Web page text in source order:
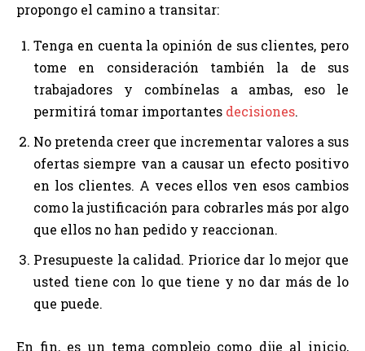
propongo el camino a transitar:
Tenga en cuenta la opinión de sus clientes, pero
tome en consideración también la de sus
trabajadores y combínelas a ambas, eso le
permitirá tomar importantes decisiones.
No pretenda creer que incrementar valores a sus
ofertas siempre van a causar un efecto positivo
en los clientes. A veces ellos ven esos cambios
como la justificación para cobrarles más por algo
que ellos no han pedido y reaccionan.
Presupueste la calidad. Priorice dar lo mejor que
usted tiene con lo que tiene y no dar más de lo
que puede.
En fin, es un tema complejo como dije al inicio,